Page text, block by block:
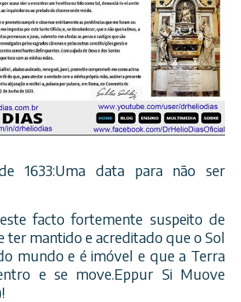
1633:Uma data para não ser
facto fortemente suspeito de
ter mantido e acreditado que o Sol
mundo e é imóvel e que a Terra
e se move.Eppur Si Muove